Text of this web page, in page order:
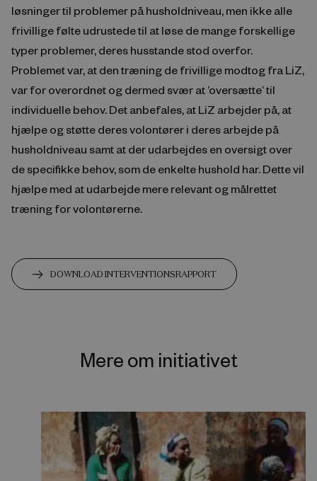
løsninger til problemer på husholdniveau, men ikke alle
frivillige følte udrustede til at løse de mange forskellige
typer problemer, deres husstande stod overfor.
Problemet var, at den træning de frivillige modtog fra LiZ,
var for overordnet og dermed svær at ’oversætte’ til
individuelle behov. Det anbefales, at LiZ arbejder på, at
hjælpe og støtte deres volontører i deres arbejde på
husholdniveau samt at der udarbejdes en oversigt over
de specifikke behov, som de enkelte hushold har. Dette vil
hjælpe med at udarbejde mere relevant og målrettet
træning for volontørerne.
DOWNLOAD INTERVENTIONSRAPPORT
Mere om initiativet